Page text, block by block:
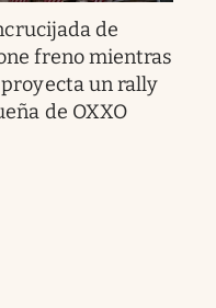
de
freno mientras
un rally
de OXXO